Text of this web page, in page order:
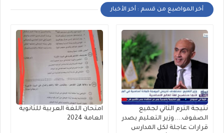
أخر المواضيع من قسم : أخر الأخبار
نتيجة الترم الثاني لجميع
الصفوف....وزير التعليم يصدر
قرارات عاجلة لكل المدارس
امتحان اللغة العربية للثانوية
العامة 2024